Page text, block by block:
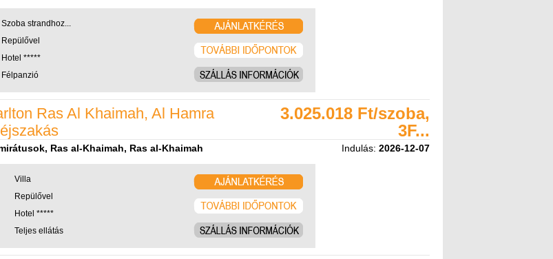
Szoba strandhoz...
Repülővel
Hotel *****
Félpanzió
Ras Al Khaimah, Al Hamra
3.025.018 Ft/szoba,
3F...
Ras al-Khaimah, Ras al-Khaimah Indulás: 2026-12-07
Villa
Repülővel
Hotel *****
Teljes ellátás